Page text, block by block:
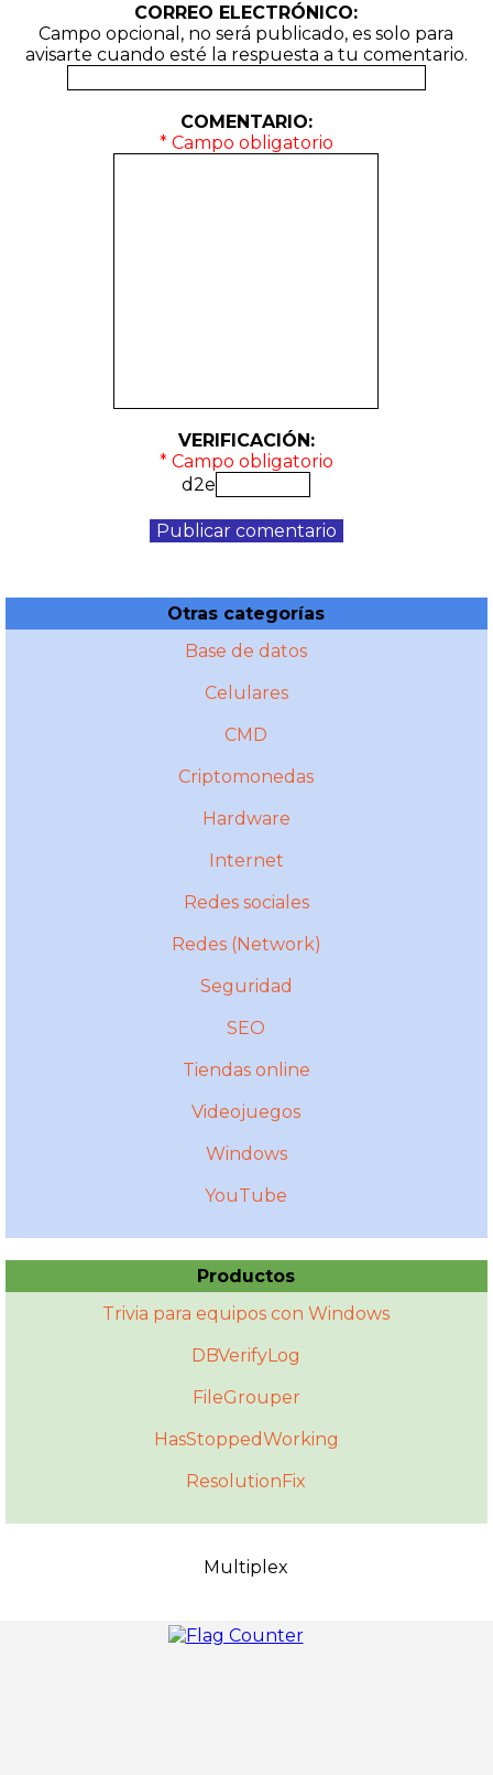
CORREO ELECTRÓNICO:
Campo opcional, no será publicado, es solo para
avisarte cuando esté la respuesta a tu comentario.
COMENTARIO:
* Campo obligatorio
VERIFICACIÓN:
* Campo obligatorio
d2e
Otras categorías
Base de datos
Celulares
CMD
Criptomonedas
Hardware
Internet
Redes sociales
Redes (Network)
Seguridad
SEO
Tiendas online
Videojuegos
Windows
YouTube
Productos
Trivia para equipos con Windows
DBVerifyLog
FileGrouper
HasStoppedWorking
ResolutionFix
Multiplex